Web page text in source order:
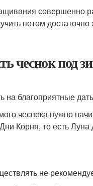
совершенно
потом
чеснок под
на благоприятные
чеснока нужно
Корня, то есть Луна
не